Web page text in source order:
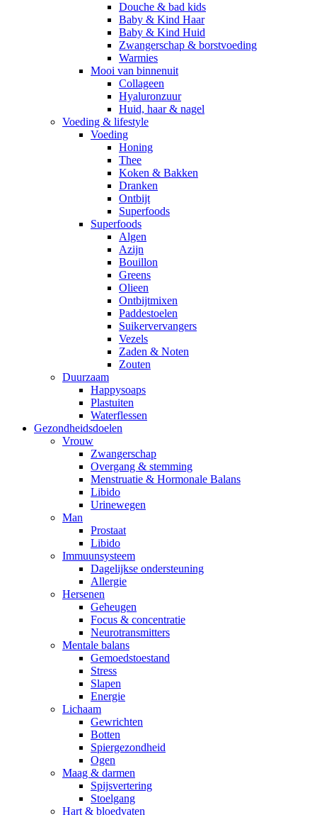
Douche & bad kids
Baby & Kind Haar
Baby & Kind Huid
Zwangerschap & borstvoeding
Warmies
Mooi van binnenuit
Collageen
Hyaluronzuur
Huid, haar & nagel
Voeding & lifestyle
Voeding
Honing
Thee
Koken & Bakken
Dranken
Ontbijt
Superfoods
Superfoods
Algen
Azijn
Bouillon
Greens
Olieen
Ontbijtmixen
Paddestoelen
Suikervervangers
Vezels
Zaden & Noten
Zouten
Duurzaam
Happysoaps
Plastuiten
Waterflessen
Gezondheidsdoelen
Vrouw
Zwangerschap
Overgang & stemming
Menstruatie & Hormonale Balans
Libido
Urinewegen
Man
Prostaat
Libido
Immuunsysteem
Dagelijkse ondersteuning
Allergie
Hersenen
Geheugen
Focus & concentratie
Neurotransmitters
Mentale balans
Gemoedstoestand
Stress
Slapen
Energie
Lichaam
Gewrichten
Botten
Spiergezondheid
Ogen
Maag & darmen
Spijsvertering
Stoelgang
Hart & bloedvaten